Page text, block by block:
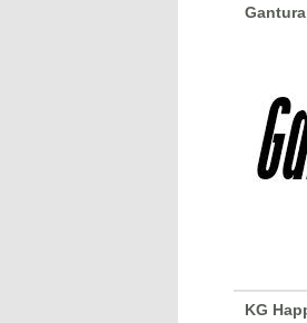
Gantura
KG